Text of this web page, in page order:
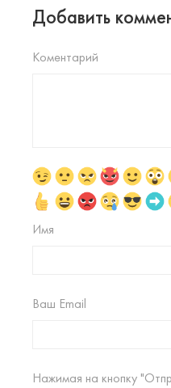
Добавить
Коментарий
Имя
Ваш Email
Нажимая на кнопку